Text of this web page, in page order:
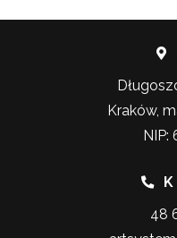
Kraków,
NIP:
48